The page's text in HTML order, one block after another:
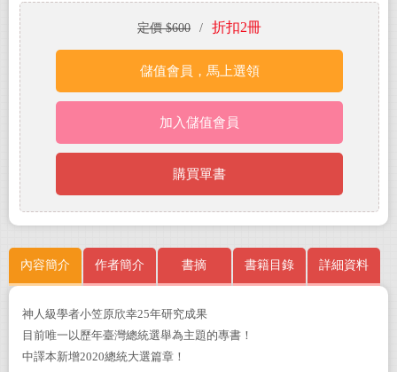
定價 $600 / 折扣2冊
儲值會員，馬上選領
加入儲值會員
購買單書
內容簡介 作者簡介 書摘 書籍目錄 詳細資料
神人級學者小笠原欣幸25年研究成果
目前唯一以歷年臺灣總統選舉為主題的專書！
中譯本新增2020總統大選篇章！